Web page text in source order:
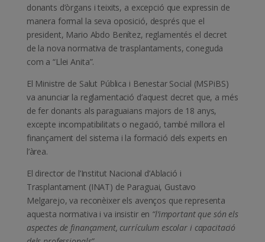
donants d’òrgans i teixits, a excepció que expressin de
manera formal la seva oposició, després que el
president, Mario Abdo Benítez, reglamentés el decret
de la nova normativa de trasplantaments, coneguda
com a “Llei Anita”.
El Ministre de Salut Pública i Benestar Social (MSPiBS)
va anunciar la reglamentació d’aquest decret que, a més
de fer donants als paraguaians majors de 18 anys,
excepte incompatibilitats o negació, també millora el
finançament del sistema i la formació dels experts en
l’àrea.
El director de l’Institut Nacional d’Ablació i
Trasplantament (INAT) de Paraguai, Gustavo
Melgarejo, va reconèixer els avenços que representa
aquesta normativa i va insistir en “l’important que són els
aspectes de finançament, currículum escolar i capacitació